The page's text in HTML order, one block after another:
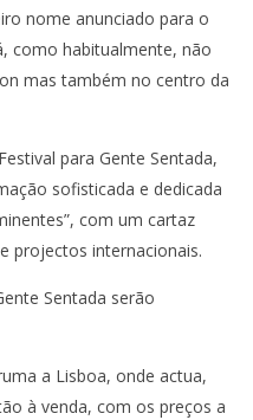
nome anunciado para o
como habitualmente, não
mas também no centro da
para Gente Sentada,
sofisticada e dedicada
com um cartaz
projectos internacionais.
Sentada serão
a Lisboa, onde actua,
à venda, com os preços a